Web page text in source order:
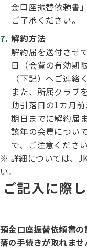
金口座振替依頼書
ご了承ください。
解約方法
解約届を送付させ
日（会費の有効期
（下記）へご連絡
また、所属クラブ
動引落日の1カ月前
期日までに解約届
該年の会費につい
で、ご注意ください
※ 詳細については、
い。
ご記入に際
預金口座振替依頼書
落の手続きが取れま